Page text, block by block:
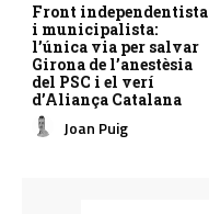
Front independentista
i municipalista:
l’única via per salvar
Girona de l’anestèsia
del PSC i el verí
d’Aliança Catalana
Joan Puig